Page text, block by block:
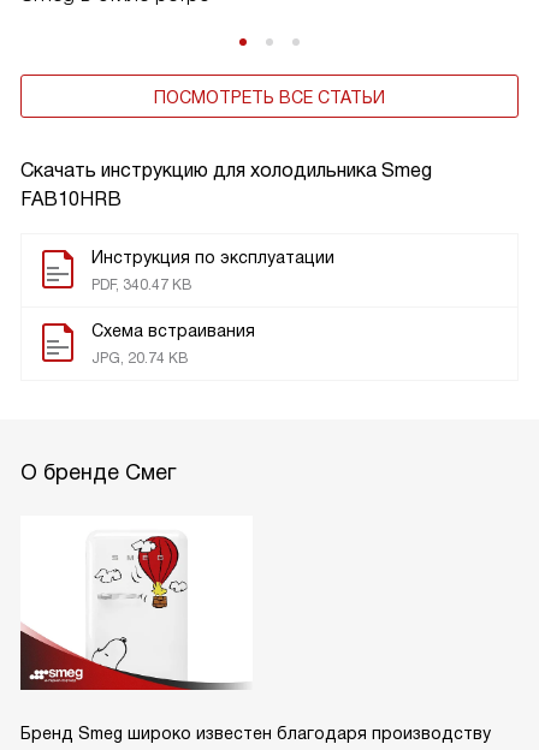
Скачать инструкцию для холодильника Smeg
FAB10HRB
Инструкция по эксплуатации
PDF, 340.47 KB
Схема встраивания
JPG, 20.74 KB
ПОСМОТРЕТЬ ВСЕ СТАТЬИ
О бренде Смег
Бренд Smeg широко известен благодаря производству